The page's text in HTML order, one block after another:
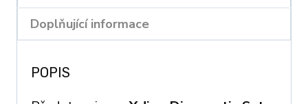
–
PROFESSIONAL
WITH
FULL
Doplňující informace
POPIS